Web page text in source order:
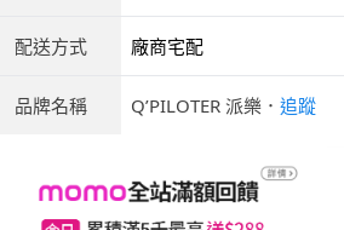
配送方式 廠商宅配
品牌名稱 Q’PILOTER 派樂 ． 追蹤